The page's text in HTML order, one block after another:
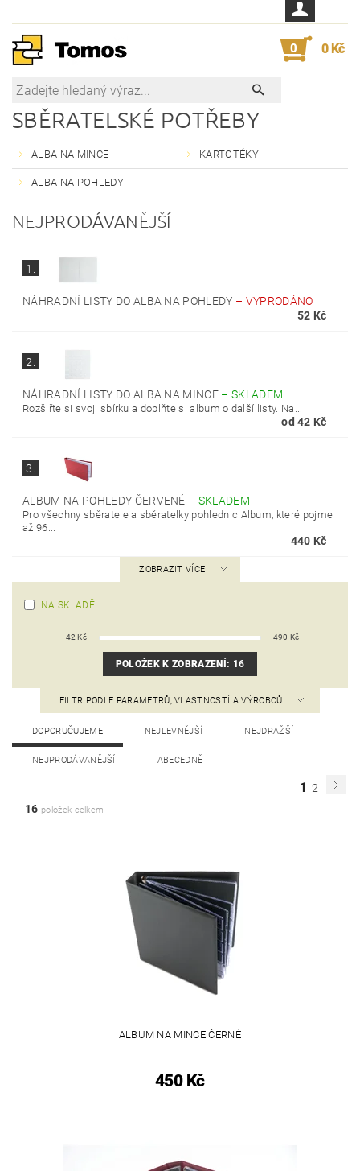
0 0 Kč
SBĚRATELSKÉ POTŘEBY
ALBA NA MINCE KARTOTÉKY
ALBA NA POHLEDY
NEJPRODÁVANĚJŠÍ
1.
NÁHRADNÍ LISTY DO ALBA NA POHLEDY – VYPRODÁNO
52 Kč
2.
NÁHRADNÍ LISTY DO ALBA NA MINCE –SKLADEM
Rozšiřte si svoji sbírku a doplňte si album o další listy. Na...
od 42 Kč
3.
ALBUM NA POHLEDY ČERVENÉ – SKLADEM
Pro všechny sběratele a sběratelky pohlednic Album, které pojme
až 96...
440 Kč
ZOBRAZIT VÍCE
NA SKLADĚ
42 Kč 490 Kč
POLOŽEK K ZOBRAZENÍ: 16
FILTR PODLE PARAMETRŮ, VLASTNOSTÍ A VÝROBCŮ
DOPORUČUJEME NEJLEVNĚJŠÍ NEJDRAŽŠÍ
NEJPRODÁVANĚJŠÍ ABECEDNĚ
1 2
16 položek celkem
ALBUM NA MINCE ČERNÉ
450 Kč